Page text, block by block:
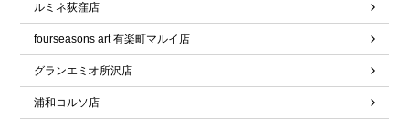
ルミネ荻窪店
fourseasons art 有楽町マルイ店
グランエミオ所沢店
浦和コルソ店